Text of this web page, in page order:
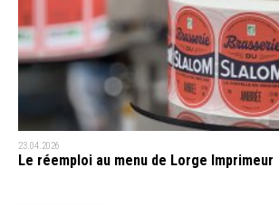
23.04.2026
Le réemploi au menu de Lorge Imprimeur